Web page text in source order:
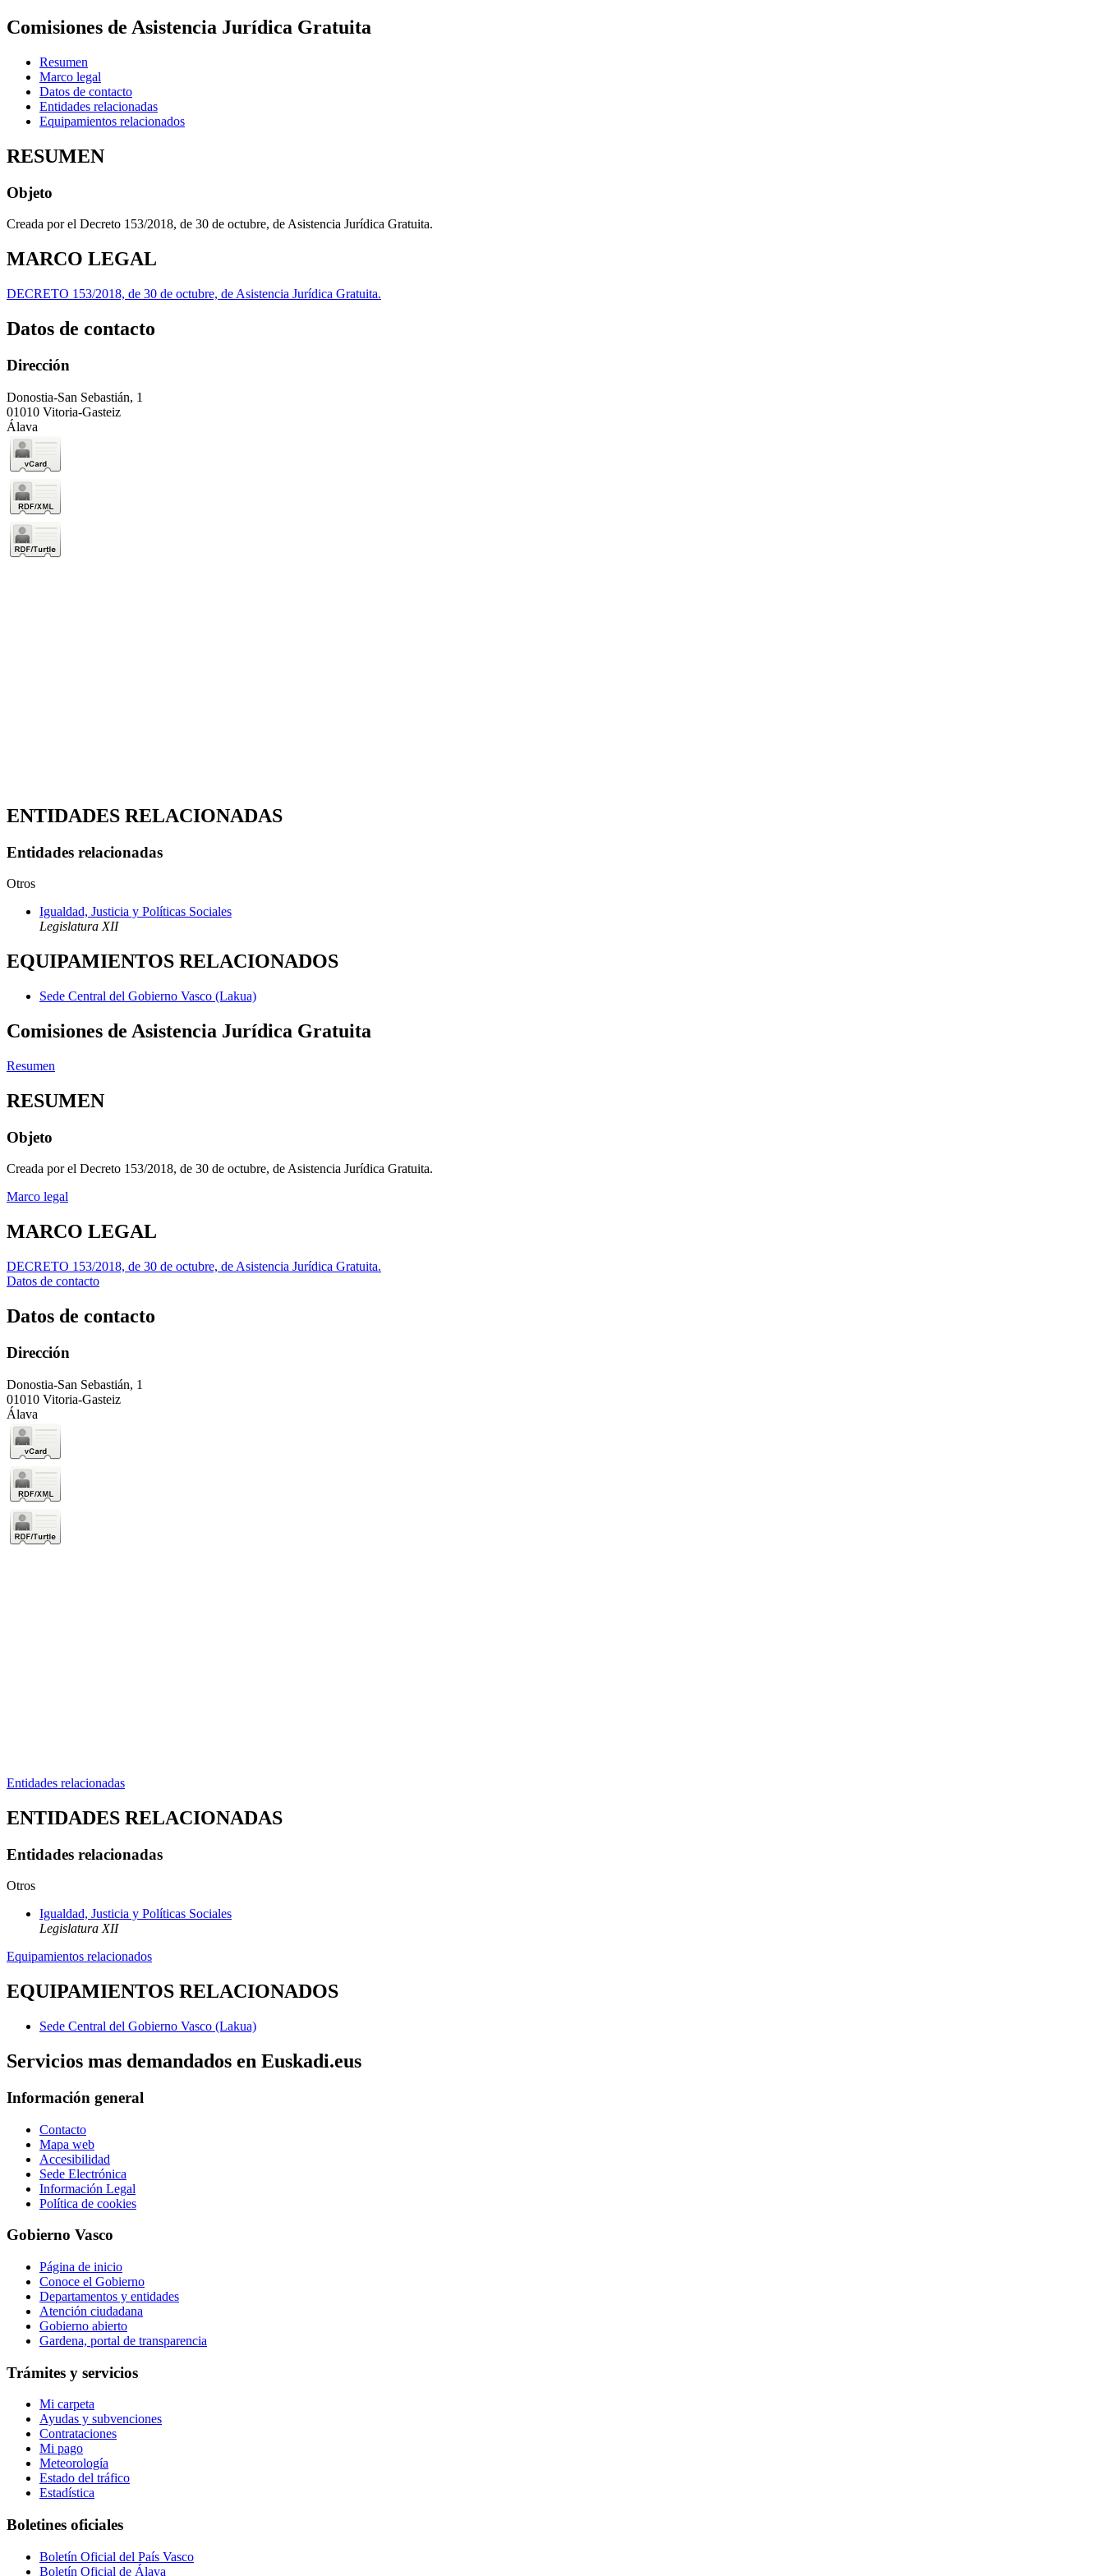
Comisiones de Asistencia Jurídica Gratuita
Resumen
Marco legal
Datos de contacto
Entidades relacionadas
Equipamientos relacionados
RESUMEN
Objeto
Creada por el Decreto 153/2018, de 30 de octubre, de Asistencia Jurídica Gratuita.
MARCO LEGAL
DECRETO 153/2018, de 30 de octubre, de Asistencia Jurídica Gratuita.
Datos de contacto
Dirección
Donostia-San Sebastián, 1
01010 Vitoria-Gasteiz
Álava
ENTIDADES RELACIONADAS
Entidades relacionadas
Otros
Igualdad, Justicia y Políticas Sociales
Legislatura XII
EQUIPAMIENTOS RELACIONADOS
Sede Central del Gobierno Vasco (Lakua)
Comisiones de Asistencia Jurídica Gratuita
Resumen
RESUMEN
Objeto
Creada por el Decreto 153/2018, de 30 de octubre, de Asistencia Jurídica Gratuita.
Marco legal
MARCO LEGAL
DECRETO 153/2018, de 30 de octubre, de Asistencia Jurídica Gratuita.
Datos de contacto
Datos de contacto
Dirección
Donostia-San Sebastián, 1
01010 Vitoria-Gasteiz
Álava
Entidades relacionadas
ENTIDADES RELACIONADAS
Entidades relacionadas
Otros
Igualdad, Justicia y Políticas Sociales
Legislatura XII
Equipamientos relacionados
EQUIPAMIENTOS RELACIONADOS
Sede Central del Gobierno Vasco (Lakua)
Servicios mas demandados en Euskadi.eus
Información general
Contacto
Mapa web
Accesibilidad
Sede Electrónica
Información Legal
Política de cookies
Gobierno Vasco
Página de inicio
Conoce el Gobierno
Departamentos y entidades
Atención ciudadana
Gobierno abierto
Gardena, portal de transparencia
Trámites y servicios
Mi carpeta
Ayudas y subvenciones
Contrataciones
Mi pago
Meteorología
Estado del tráfico
Estadística
Boletines oficiales
Boletín Oficial del País Vasco
Boletín Oficial de Álava